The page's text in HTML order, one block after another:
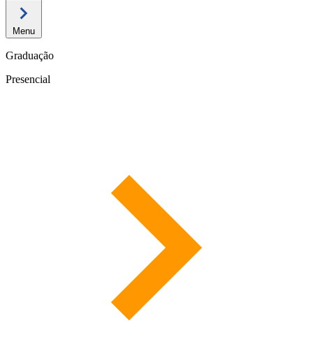
Menu
Graduação
Presencial